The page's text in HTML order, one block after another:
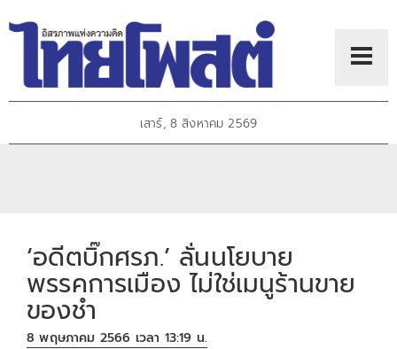
เสาร์, 8 สิงหาคม 2569
‘อดีตบิ๊กศรภ.’ ลั่นนโยบาย
พรรคการเมือง ไม่ใช่เมนูร้านขาย
ของชำ
8 พฤษภาคม 2566 เวลา 13:19 น.